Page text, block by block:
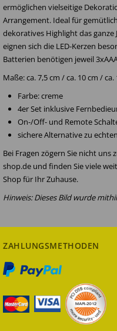
ermöglichen vielseitige
Arrangement. Ideal für
dekoratives Highlight das
eignen sich die LED-Kerzen
Batterien benötigen jeweil
Maße: ca. 7,5 cm / ca. 10 cm /
Farbe: creme
4er Set inklusive
On-/Off- und Remote
sichere Alternative zu
Bei Fragen zögern Sie nicht
shop.de und finden Sie viele
Shop für Ihr Zuhause.
Hinweis: Dieses Bild wurde
ZAHLUNGSMETHODEN